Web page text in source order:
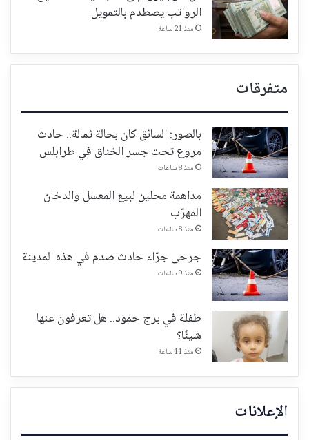
الرواتب يصطدم بالتمويل
منذ 21 ساعة
متفرقات
بالصور: السائق كان بحالة ثمالة.. حادث
مروع تحت جسر الخناق في طرابلس
منذ 8 ساعات
مداهمة محلين لبيع المعسل والدخان
المهرّب
منذ 8 ساعات
جرحى جرّاء حادث صدم في هذه المدينة
منذ 9 ساعات
طفلة في برج حمود.. هل تعرفون عنها
شيئًا؟
منذ 11 ساعة
الإعلانات